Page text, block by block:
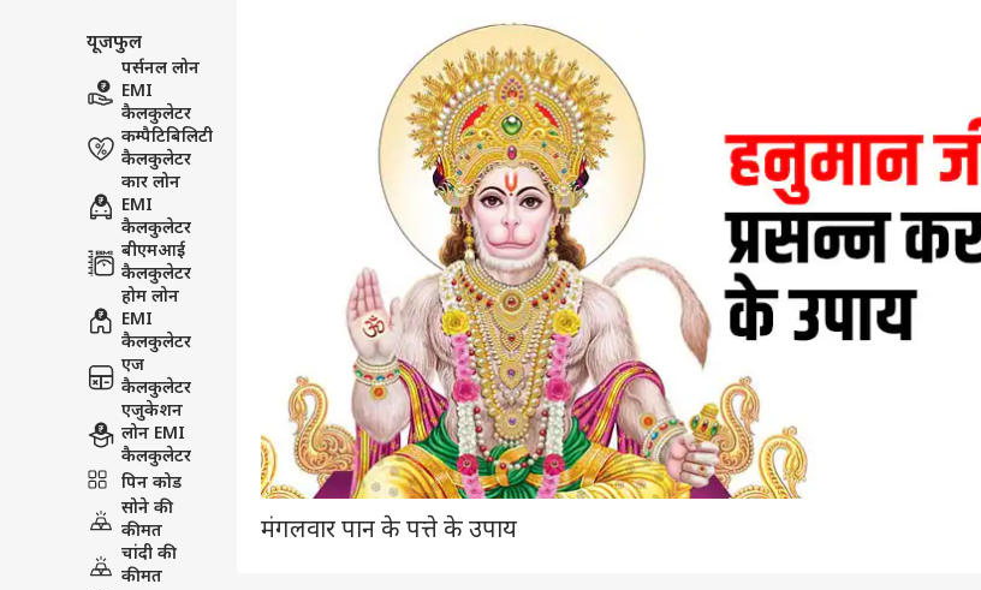
यूजफुल
पर्सनल लोन
EMI
कैलकुलेटर
कम्पैटिबिलिटी
कैलकुलेटर
कार लोन
EMI
कैलकुलेटर
बीएमआई
कैलकुलेटर
होम लोन
EMI
कैलकुलेटर
एज
कैलकुलेटर
एजुकेशन
लोन EMI
कैलकुलेटर
पिन कोड
सोने की
कीमत
चांदी की
कीमत
मंगलवार पान के पत्ते के उपाय